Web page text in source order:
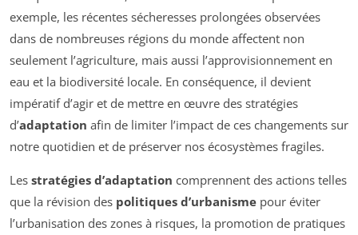
exemple, les récentes sécheresses prolongées observées
dans de nombreuses régions du monde affectent non
seulement l’agriculture, mais aussi l’approvisionnement en
eau et la biodiversité locale. En conséquence, il devient
impératif d’agir et de mettre en œuvre des stratégies
d’adaptation afin de limiter l’impact de ces changements sur
notre quotidien et de préserver nos écosystèmes fragiles.
Les stratégies d’adaptation comprennent des actions telles
que la révision des politiques d’urbanisme pour éviter
l’urbanisation des zones à risques, la promotion de pratiques